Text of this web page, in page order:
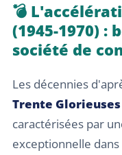
💣
(1945-1970) :
société de
Les décennies
Trente Glorieuses
caractérisées par
exceptionnelle